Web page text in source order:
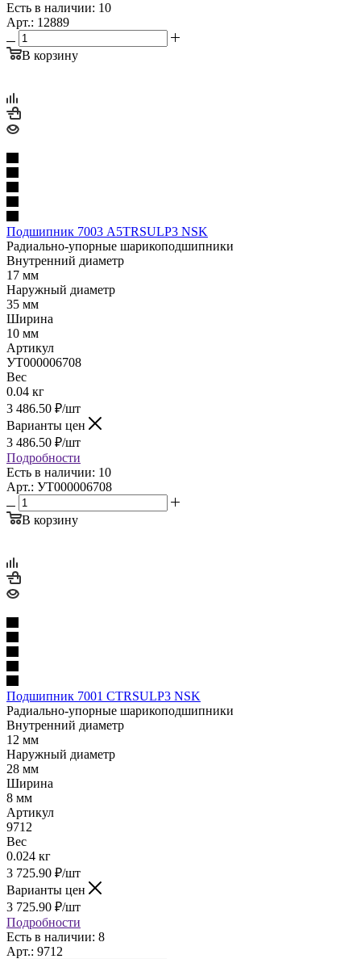
Есть в наличии: 10
Арт.: 12889
В корзину
Подшипник 7003 A5TRSULP3 NSK
Радиально-упорные шарикоподшипники
Внутренний диаметр
17 мм
Наружный диаметр
35 мм
Ширина
10 мм
Артикул
УТ000006708
Вес
0.04 кг
3 486.50 ₽/шт
Варианты цен
3 486.50 ₽/шт
Подробности
Есть в наличии: 10
Арт.: УТ000006708
В корзину
Подшипник 7001 CTRSULP3 NSK
Радиально-упорные шарикоподшипники
Внутренний диаметр
12 мм
Наружный диаметр
28 мм
Ширина
8 мм
Артикул
9712
Вес
0.024 кг
3 725.90 ₽/шт
Варианты цен
3 725.90 ₽/шт
Подробности
Есть в наличии: 8
Арт.: 9712